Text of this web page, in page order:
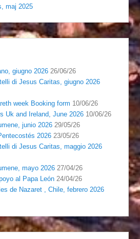
maj 2025
giugno 2026 26/06/26
di Jesus Caritas, giugno 2026
week Booking form 10/06/26
Uk and Ireland, June 2026 10/06/26
junio 2026 29/05/26
2026 23/05/26
di Jesus Caritas, maggio 2026
mayo 2026 27/04/26
al Papa León 24/04/26
de Nazaret , Chile, febrero 2026